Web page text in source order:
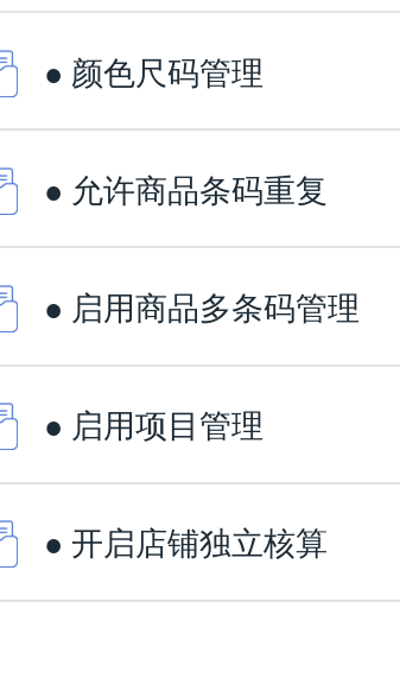
● 颜色尺码管理
● 允许商品条码重复
● 启用商品多条码管理
● 启用项目管理
● 开启店铺独立核算